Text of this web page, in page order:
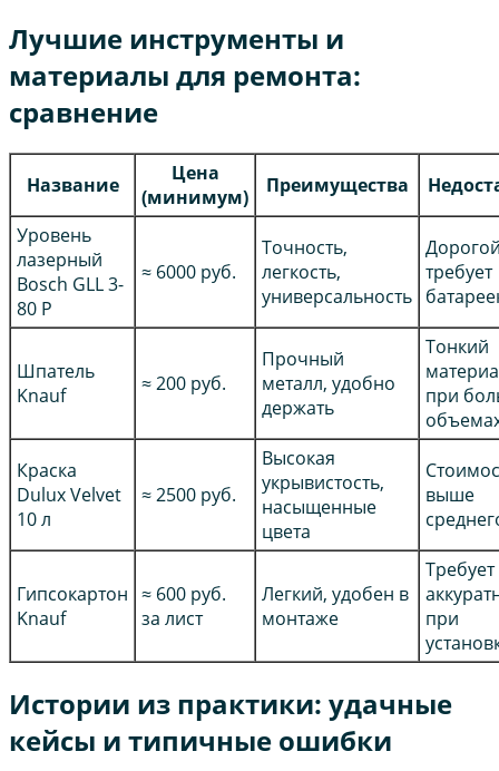
Лучшие инструменты и
материалы для ремонта:
сравнение
Название
Цена
(минимум)
Преимущества
Уровень
лазерный
Bosch GLL 3-
80 P
≈ 6000 руб.
Точность,
легкость,
универсальность
требует
Шпатель
Knauf
≈ 200 руб.
Прочный
металл, удобно
держать
Тонкий
при
Краска
Dulux Velvet
10 л
≈ 2500 руб.
Высокая
укрывистость,
насыщенные
цвета
выше
Гипсокартон
Knauf
≈ 600 руб.
за лист
Легкий, удобен в
монтаже
Требует
при
Истории из практики: удачные
кейсы и типичные ошибки